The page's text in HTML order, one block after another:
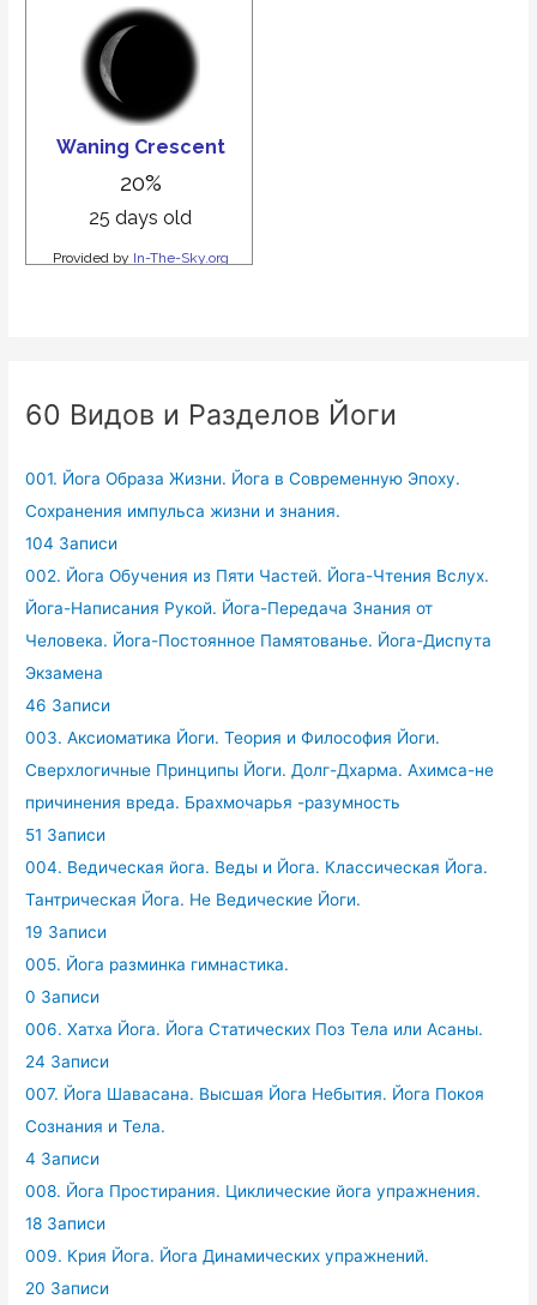
60 Видов и Разделов Йоги
001. Йога Образа Жизни. Йога в Современную Эпоху.
Сохранения импульса жизни и знания.
104 Записи
002. Йога Обучения из Пяти Частей. Йога-Чтения Вслух.
Йога-Написания Рукой. Йога-Передача Знания от
Человека. Йога-Постоянное Памятованье. Йога-Диспута
Экзамена
46 Записи
003. Аксиоматика Йоги. Теория и Философия Йоги.
Сверхлогичные Принципы Йоги. Долг-Дхарма. Ахимса-не
причинения вреда. Брахмочарья -разумность
51 Записи
004. Ведическая йога. Веды и Йога. Классическая Йога.
Тантрическая Йога. Не Ведические Йоги.
19 Записи
005. Йога разминка гимнастика.
0 Записи
006. Хатха Йога. Йога Статических Поз Тела или Асаны.
24 Записи
007. Йога Шавасана. Высшая Йога Небытия. Йога Покоя
Сознания и Тела.
4 Записи
008. Йога Простирания. Циклические йога упражнения.
18 Записи
009. Крия Йога. Йога Динамических упражнений.
20 Записи